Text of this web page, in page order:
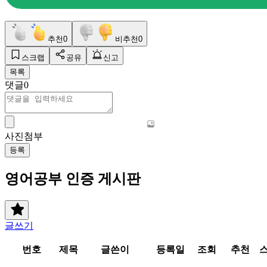
추천0 비추천0
스크랩 공유
신고
목록
댓글0
사진첨부
등록
영어공부 인증 게시판
글쓰기
번호 제목 글쓴이 등록일 조회 추천